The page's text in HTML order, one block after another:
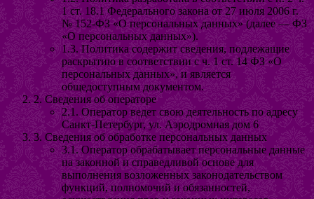
1 ст. 18.1 Федерального закона от 27 июля 2006 г.
№ 152-ФЗ «О персональных данных» (далее — ФЗ
«О персональных данных»).
1.3. Политика содержит сведения, подлежащие
раскрытию в соответствии с ч. 1 ст. 14 ФЗ «О
персональных данных», и является
общедоступным документом.
2. Сведения об операторе
2.1. Оператор ведет свою деятельность по адресу
Санкт-Петербург, ул. Аэродромная дом 6
3. Сведения об обработке персональных данных
3.1. Оператор обрабатывает персональные данные
на законной и справедливой основе для
выполнения возложенных законодательством
функций, полномочий и обязанностей,